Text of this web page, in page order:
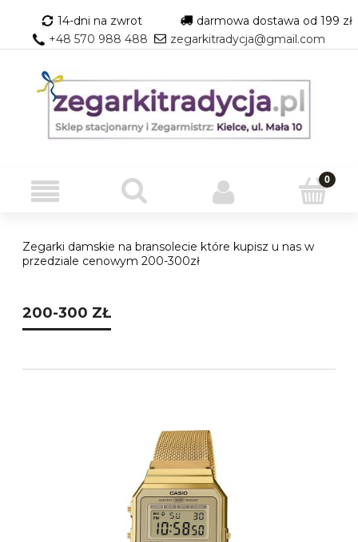
14-dni na zwrot
darmowa dostawa od 199 zł
+48 570 988 488
zegarkitradycja@gmail.com
Zegarki damskie na bransolecie które kupisz u nas w
przedziale cenowym 200-300zł
200-300 ZŁ